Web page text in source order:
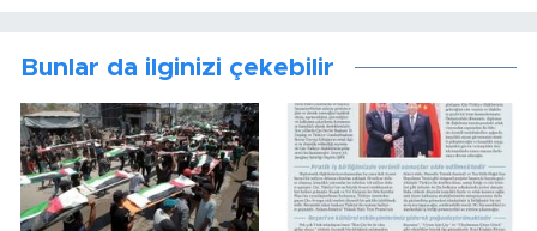
Bunlar da ilginizi çekebilir